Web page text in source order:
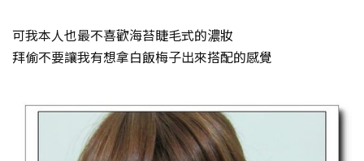
可我本人也最不喜歡海苔睫毛式的濃妝
拜偷不要讓我有想拿白飯梅子出來搭配的感覺